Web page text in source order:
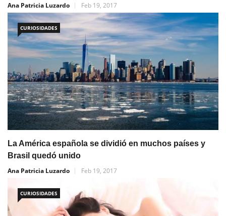
Ana Patricia Luzardo
Feb 19, 2017
CURIOSIDADES
La América española se dividió en muchos países y
Brasil quedó unido
Ana Patricia Luzardo
Feb 19, 2017
CURIOSIDADES